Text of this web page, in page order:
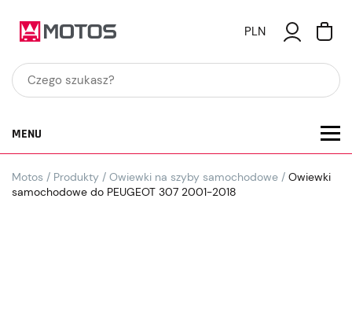
PLN
MENU
Motos / Produkty / Owiewki na szyby samochodowe / Owiewki
samochodowe do PEUGEOT 307 2001-2018